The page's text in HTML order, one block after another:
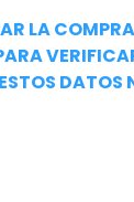
LA
DATOS